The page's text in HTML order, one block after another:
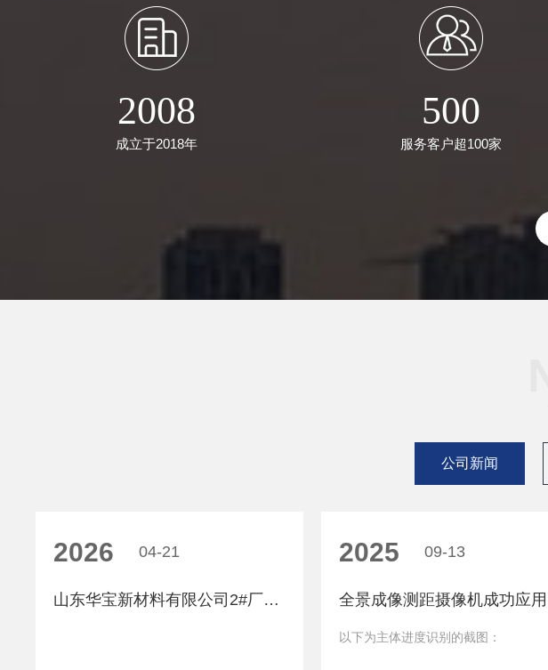
2008
成立于2018年
500
服务客户超100家
公司新闻
2026 04-21
山东华宝新材料有限公司2#厂房、3#厂房和机修车间项目 应用本公司劳务实名制考勤设备
2025 09-13
以下为主体进度识别的截图：